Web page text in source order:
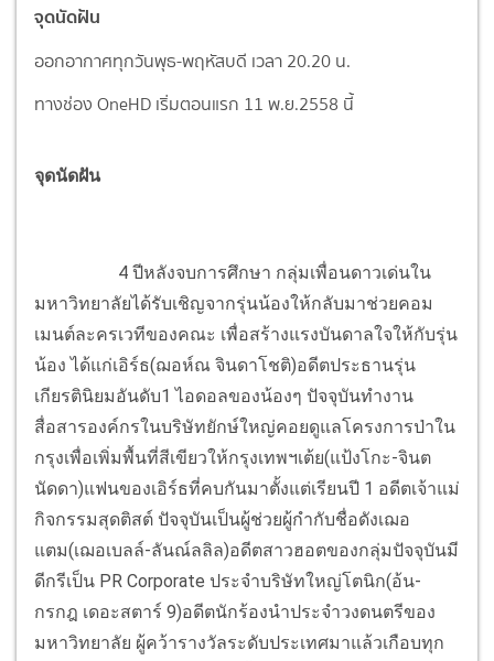
จุดนัดฝัน
ออกอากาศทุกวันพุธ-พฤหัสบดี เวลา 20.20 น.
ทางช่อง OneHD เริ่มตอนแรก 11 พ.ย.2558 นี้
จุดนัดฝัน
4 ปีหลังจบการศึกษา กลุ่มเพื่อนดาวเด่นใน
มหาวิทยาลัยได้รับเชิญจากรุ่นน้องให้กลับมาช่วยคอม
เมนต์ละครเวทีของคณะ เพื่อสร้างแรงบันดาลใจให้กับรุ่น
น้อง ได้แก่เอิร์ธ(ฌอห์ณ จินดาโชติ)อดีตประธานรุ่น
เกียรตินิยมอันดับ1 ไอดอลของน้องๆ ปัจจุบันทำงาน
สื่อสารองค์กรในบริษัทยักษ์ใหญ่คอยดูแลโครงการป่าใน
กรุงเพื่อเพิ่มพื้นที่สีเขียวให้กรุงเทพฯเต้ย(แป้งโกะ-จินต
นัดดา)แฟนของเอิร์ธที่คบกันมาตั้งแต่เรียนปี 1 อดีตเจ้าแม่
กิจกรรมสุดติสต์ ปัจจุบันเป็นผู้ช่วยผู้กำกับชื่อดังเฌอ
แตม(เฌอเบลล์-ลันณ์ลลิล)อดีตสาวฮอตของกลุ่มปัจจุบันมี
ดีกรีเป็น PR Corporate ประจำบริษัทใหญ่โตนิก(อ้น-
กรกฎ เดอะสตาร์ 9)อดีตนักร้องนำประจำวงดนตรีของ
มหาวิทยาลัย ผู้คว้ารางวัลระดับประเทศมาแล้วเกือบทุก